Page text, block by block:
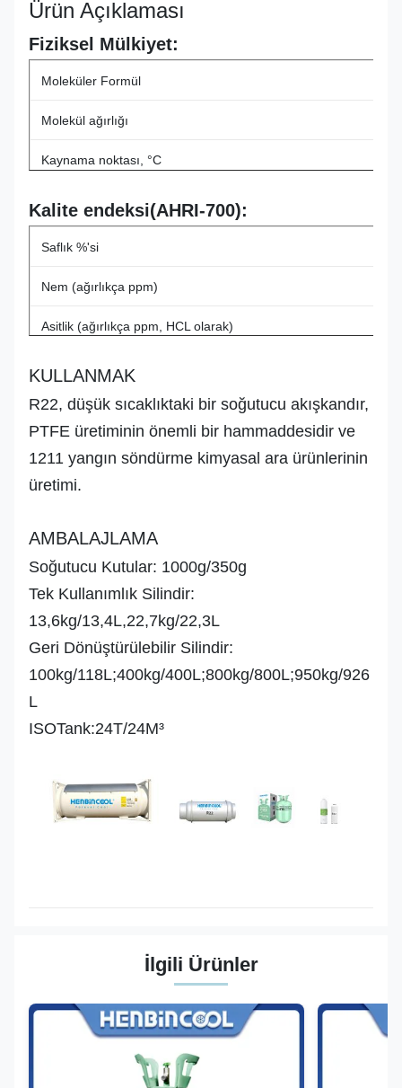
Ürün Açıklaması
Fiziksel Mülkiyet:
Moleküler Formül
Molekül ağırlığı
Kaynama noktası, °C
Kalite endeksi(AHRI-700):
Saflık %'si
Nem (ağırlıkça ppm)
Asitlik (ağırlıkça ppm, HCL olarak)
Dış görünüş
KULLANMAK
R22, düşük sıcaklıktaki bir soğutucu akışkandır,
PTFE üretiminin önemli bir hammaddesidir ve
1211 yangın söndürme kimyasal ara ürünlerinin
üretimi.
AMBALAJLAMA
Soğutucu Kutular: 1000g/350g
Tek Kullanımlık Silindir:
13,6kg/13,4L,22,7kg/22,3L
Geri Dönüştürülebilir Silindir:
100kg/118L;400kg/400L;800kg/800L;950kg/926
L
ISOTank:24T/24M³
İlgili Ürünler